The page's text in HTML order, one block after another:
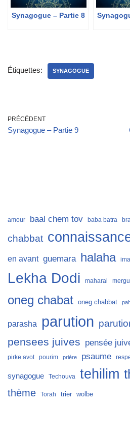
Synagogue – Partie 8
Étiquettes: SYNAGOGUE
PRÉCÉDENT
Synagogue – Partie 9
amour baal chem tov baba batra
chabbat
en avant guemara halaha
Lekha Dodi maharal
oneg chabat oneg chabbat
parasha parution
pensees juives pensée
pirke avot
pourim prière psaume
synagogue Techouva tehilim
thème Torah trier wolbe